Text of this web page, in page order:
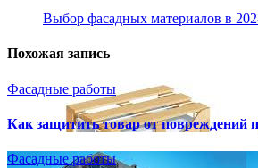
Выбор фасадных материалов в
Похожая запись
Фасадные работы
Как защитить товар от повреждений
Фасадные работы